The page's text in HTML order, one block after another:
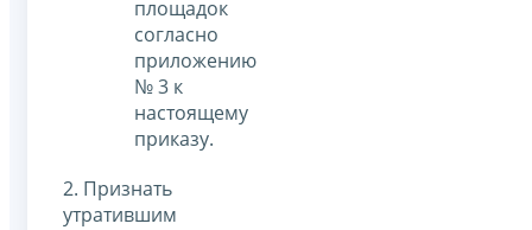
площадок
согласно
приложению
№ 3 к
настоящему
приказу.
2. Признать
утратившим